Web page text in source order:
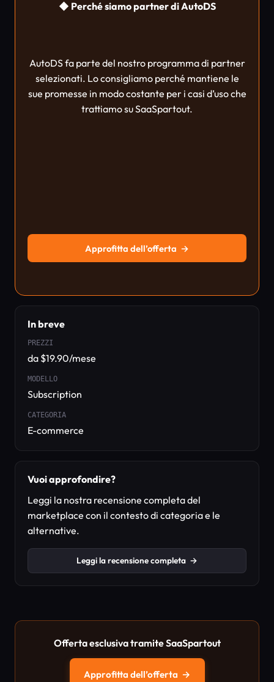
◆ Perché siamo partner di AutoDS
AutoDS fa parte del nostro programma di partner
selezionati. Lo consigliamo perché mantiene le
sue promesse in modo costante per i casi d’uso che
trattiamo su SaaSpartout.
Approfitta dell’offerta →
In breve
PREZZI
da $19.90/mese
MODELLO
Subscription
CATEGORIA
E-commerce
Vuoi approfondire?
Leggi la nostra recensione completa del
marketplace con il contesto di categoria e le
alternative.
Leggi la recensione completa →
Offerta esclusiva tramite SaaSpartout
Approfitta dell’offerta →